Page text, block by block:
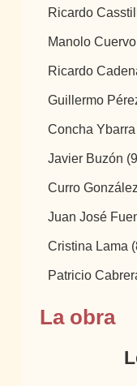
Ricardo
Manolo Cuervo
Ricardo
Guillermo
Concha Ybarra
Javier Buzón
Curro González
Juan José
Cristina Lama
Patricio
La obra